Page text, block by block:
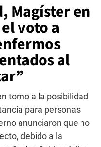
Magíster en
voto a
al
torno a la posibilidad
para personas
anunciaron que no
debido a la